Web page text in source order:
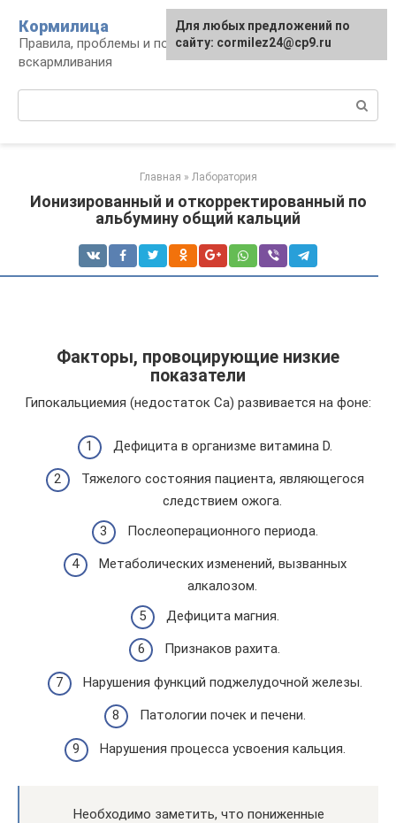
контенту
Кормилица
Правила, проблемы и польза грудного
вскармливания
Главная » Лаборатория
Ионизированный и откорректированный по
альбумину общий кальций
Факторы, провоцирующие низкие
показатели
Гипокальциемия (недостаток Са) развивается на фоне:
Дефицита в организме витамина D.
Тяжелого состояния пациента, являющегося
следствием ожога.
Послеоперационного периода.
Метаболических изменений, вызванных
алкалозом.
Дефицита магния.
Признаков рахита.
Нарушения функций поджелудочной железы.
Патологии почек и печени.
Нарушения процесса усвоения кальция.
Необходимо заметить, что пониженные
Для любых предложений по
сайту: cormilez24@cp9.ru